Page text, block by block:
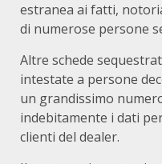
estranea ai fatti,
di numerose persone
Altre schede
intestate a persone
un grandissimo
indebitamente i dati
clienti del dealer.